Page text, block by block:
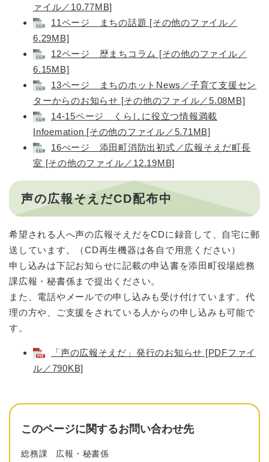
ァイル／10.77MB]
11ページ まちの話題 [その他のファイル／
6.29MB]
12ページ 歴まちコラム [その他のファイル／
6.15MB]
13ページ まちのホットNews／子育て支援セン
ターからのお知らせ [その他のファイル／5.08MB]
14-15ページ くらしに役立つ情報満載
Infoemation [その他のファイル／5.71MB]
16ぺージ 添田町消防出初式／広報そえだ町長
室 [その他のファイル／12.19MB]
声の広報そえだCD配布中
希望される人へ声の広報そえだをCDに録音して、自宅に郵
送しています。（CD再生機器は各自で用意ください）
申し込みは下記お知らせに記載の申込書を添田町役場総務
課広報・秘書係まで提出ください。
また、電話やメールでの申し込みも受け付けています。代
理の方や、ご支援をされている人からの申し込みも可能で
す。
「声の広報そえだ」発行のお知らせ [PDFファイ
ル／790KB]
このページに関するお問い合わせ先
総務課 広報・秘書係